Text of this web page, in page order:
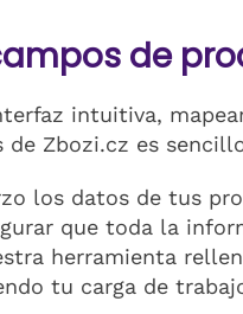
de
intuitiva,
de Zbozi.cz es
los datos de tus
que toda la
herramienta
tu carga de